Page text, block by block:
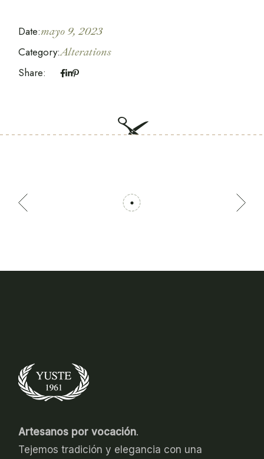
Date:mayo 9, 2023
Category:Alterations
Share:
Artesanos por vocación.
Tejemos tradición y elegancia con una